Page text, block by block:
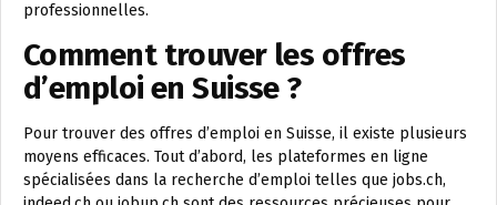
professionnelles.
Comment trouver les offres
d’emploi en Suisse ?
Pour trouver des offres d’emploi en Suisse, il existe plusieurs
moyens efficaces. Tout d’abord, les plateformes en ligne
spécialisées dans la recherche d’emploi telles que jobs.ch,